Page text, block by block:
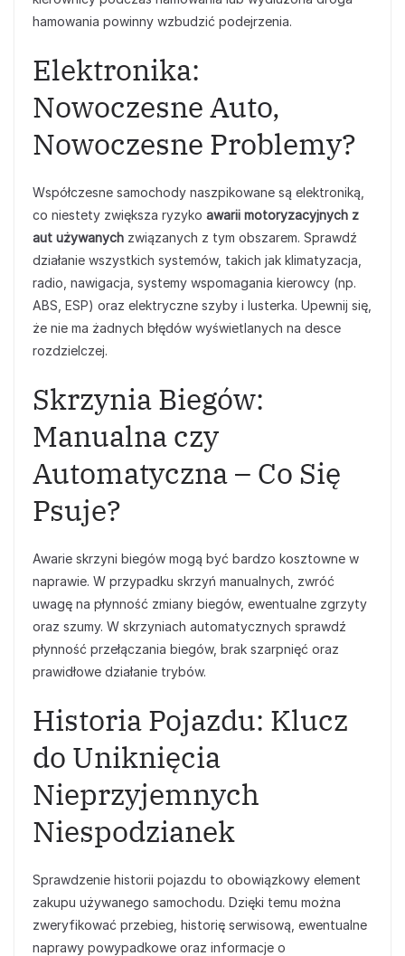
hamowania powinny wzbudzić podejrzenia.
Elektronika:
Nowoczesne Auto,
Nowoczesne Problemy?
Współczesne samochody naszpikowane są elektroniką,
co niestety zwiększa ryzyko awarii motoryzacyjnych z
aut używanych związanych z tym obszarem. Sprawdź
działanie wszystkich systemów, takich jak klimatyzacja,
radio, nawigacja, systemy wspomagania kierowcy (np.
ABS, ESP) oraz elektryczne szyby i lusterka. Upewnij się,
że nie ma żadnych błędów wyświetlanych na desce
rozdzielczej.
Skrzynia Biegów:
Manualna czy
Automatyczna – Co Się
Psuje?
Awarie skrzyni biegów mogą być bardzo kosztowne w
naprawie. W przypadku skrzyń manualnych, zwróć
uwagę na płynność zmiany biegów, ewentualne zgrzyty
oraz szumy. W skrzyniach automatycznych sprawdź
płynność przełączania biegów, brak szarpnięć oraz
prawidłowe działanie trybów.
Historia Pojazdu: Klucz
do Uniknięcia
Nieprzyjemnych
Niespodzianek
Sprawdzenie historii pojazdu to obowiązkowy element
zakupu używanego samochodu. Dzięki temu można
zweryfikować przebieg, historię serwisową, ewentualne
naprawy powypadkowe oraz informacje o